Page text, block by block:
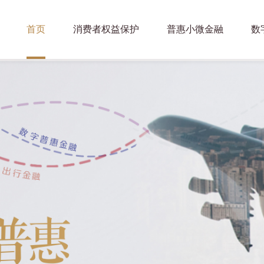
首页 消费者权益保护 普惠小微金融 数